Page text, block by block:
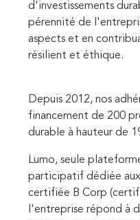
d'investissements
pérennité de
aspects et en
résilient et éthique.
Depuis 2012, nos
financement de 200
durable à hauteur de
Lumo, seule
participatif dédiée
certifiée B Corp
l'entreprise répond à